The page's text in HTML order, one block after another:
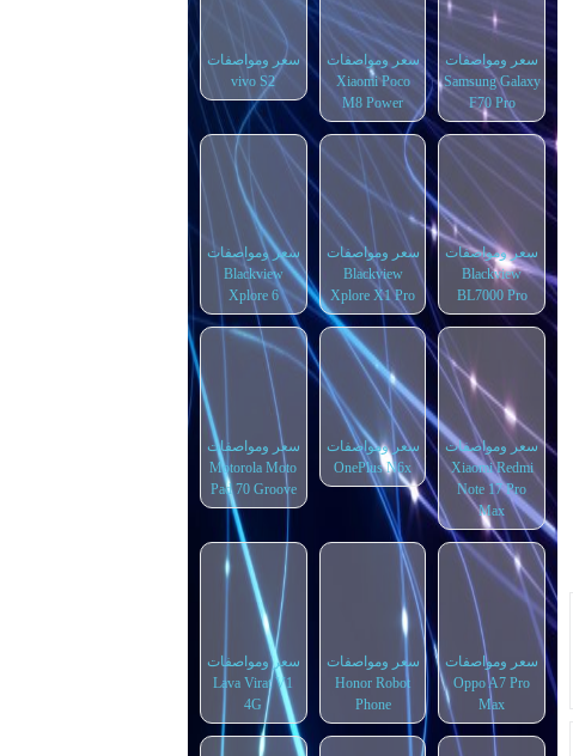
سعر ومواصفات
Samsung Galaxy
F70 Pro
سعر ومواصفات
Xiaomi Poco
M8 Power
سعر ومواصفات
vivo S2
سعر ومواصفات
Blackview
BL7000 Pro
سعر ومواصفات
Blackview
Xplore X1 Pro
سعر ومواصفات
Blackview
Xplore 6
سعر ومواصفات
Xiaomi Redmi
Note 17 Pro
Max
سعر ومواصفات
OnePlus N6x
سعر ومواصفات
Motorola Moto
Pad 70 Groove
سعر ومواصفات
Oppo A7 Pro
Max
سعر ومواصفات
Honor Robot
Phone
سعر ومواصفات
Lava Virat V1
4G